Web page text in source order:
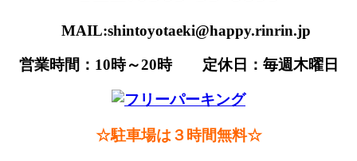
MAIL:shintoyotaeki@happy.rinrin.jp
営業時間：10時～20時 定休日：毎週木曜日
☆駐車場は３時間無料☆